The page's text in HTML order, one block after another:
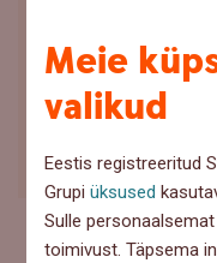
Meie
valikud
Eestis registreeritud
Grupiüksused
Sulle
toimivust. Täpsema